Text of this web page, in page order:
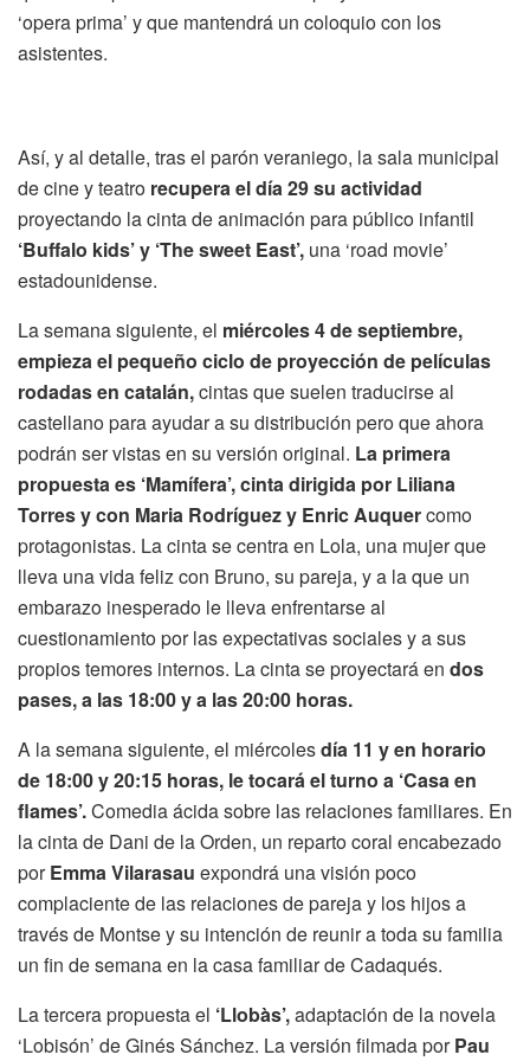
‘opera prima’ y que mantendrá un coloquio con los
asistentes.
Así, y al detalle, tras el parón veraniego, la sala municipal
de cine y teatro recupera el día 29 su actividad
proyectando la cinta de animación para público infantil
‘Buffalo kids’ y ‘The sweet East’, una ‘road movie’
estadounidense.
La semana siguiente, el miércoles 4 de septiembre,
empieza el pequeño ciclo de proyección de películas
rodadas en catalán,cintas que suelen traducirse al
castellano para ayudar a su distribución pero que ahora
podrán ser vistas en su versión original. La primera
propuesta es ‘Mamífera’, cinta dirigida por Liliana
Torres y con Maria Rodríguez y Enric Auquercomo
protagonistas. La cinta se centra en Lola, una mujer que
lleva una vida feliz con Bruno, su pareja, y a la que un
embarazo inesperado le lleva enfrentarse al
cuestionamiento por las expectativas sociales y a sus
propios temores internos. La cinta se proyectará en dos
pases, a las 18:00 y a las 20:00 horas.
A la semana siguiente, el miércolesdía 11 y en horario
de 18:00 y 20:15 horas, le tocará el turno a ‘Casa en
flames’.Comedia ácida sobre las relaciones familiares. En
la cinta de Dani de la Orden, un reparto coral encabezado
porEmma Vilarasau expondrá una visión poco
complaciente de las relaciones de pareja y los hijos a
través de Montse y su intención de reunir a toda su familia
un fin de semana en la casa familiar de Cadaqués.
La tercera propuesta el ‘Llobàs’,adaptación de la novela
‘Lobisón’ de Ginés Sánchez. La versión filmada porPau